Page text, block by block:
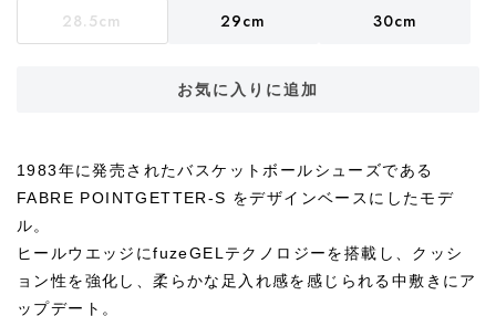
28.5cm 29cm 30cm
お気に入りに追加
1983年に発売されたバスケットボールシューズである
FABRE POINTGETTER-S をデザインベースにしたモデ
ル。
ヒールウエッジにfuzeGELテクノロジーを搭載し、クッシ
ョン性を強化し、柔らかな足入れ感を感じられる中敷きにア
ップデート。